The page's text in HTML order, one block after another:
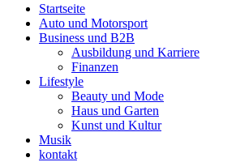
Startseite
Auto und Motorsport
Business und B2B
Ausbildung und Karriere
Finanzen
Lifestyle
Beauty und Mode
Haus und Garten
Kunst und Kultur
Musik
kontakt